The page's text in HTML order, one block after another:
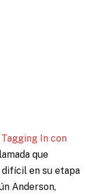
In con
que
en su etapa
Anderson,